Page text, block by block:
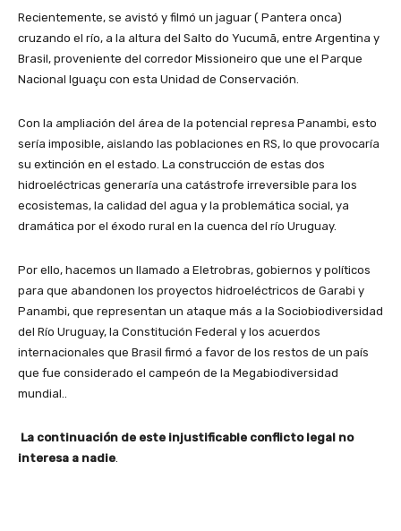
Recientemente, se avistó y filmó un jaguar ( Pantera onca)
cruzando el río, a la altura del Salto do Yucumã, entre Argentina y
Brasil, proveniente del corredor Missioneiro que une el Parque
Nacional Iguaçu con esta Unidad de Conservación.
Con la ampliación del área de la potencial represa Panambi, esto
sería imposible, aislando las poblaciones en RS, lo que provocaría
su extinción en el estado. La construcción de estas dos
hidroeléctricas generaría una catástrofe irreversible para los
ecosistemas, la calidad del agua y la problemática social, ya
dramática por el éxodo rural en la cuenca del río Uruguay.
Por ello, hacemos un llamado a Eletrobras, gobiernos y políticos
para que abandonen los proyectos hidroeléctricos de Garabi y
Panambi, que representan un ataque más a la Sociobiodiversidad
del Río Uruguay, la Constitución Federal y los acuerdos
internacionales que Brasil firmó a favor de los restos de un país
que fue considerado el campeón de la Megabiodiversidad
mundial..
La continuación de este injustificable conflicto legal no
interesa a nadie.